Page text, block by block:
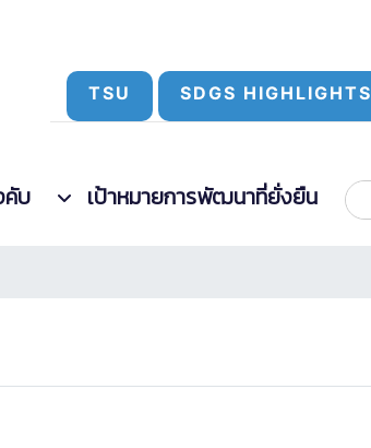
TSU
SDGS HIGHLIGHTS
คับ เป้าหมายการพัฒนาที่ยั่งยืน